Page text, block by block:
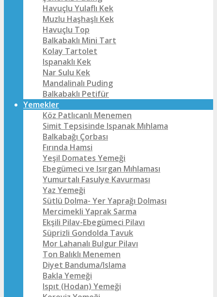
Havuçlu Yulaflı Kek
Muzlu Haşhaşlı Kek
Havuçlu Top
Balkabaklı Mini Tart
Kolay Tartolet
Ispanaklı Kek
Nar Sulu Kek
Mandalinalı Puding
Balkabaklı Petifür
Yemekler
Köz Patlıcanlı Menemen
Simit Tepsisinde Ispanak Mıhlama
Balkabağı Çorbası
Fırında Hamsi
Yeşil Domates Yemeği
Ebegümeci ve Isırgan Mıhlaması
Yumurtalı Fasulye Kavurması
Yaz Yemeği
Sütlü Dolma- Yer Yaprağı Dolması
Mercimekli Yaprak Sarma
Ekşili Pilav-Ebegümeci Pilavı
Süprizli Gondolda Tavuk
Mor Lahanalı Bulgur Pilavı
Ton Balıklı Menemen
Diyet Banduma/Islama
Bakla Yemeği
Ispıt (Hodan) Yemeği